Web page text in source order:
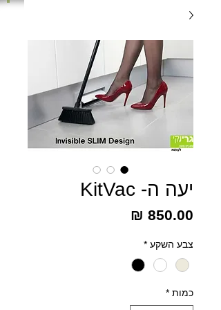
יעה ה- KitVac
צבע השקע *
כמות *